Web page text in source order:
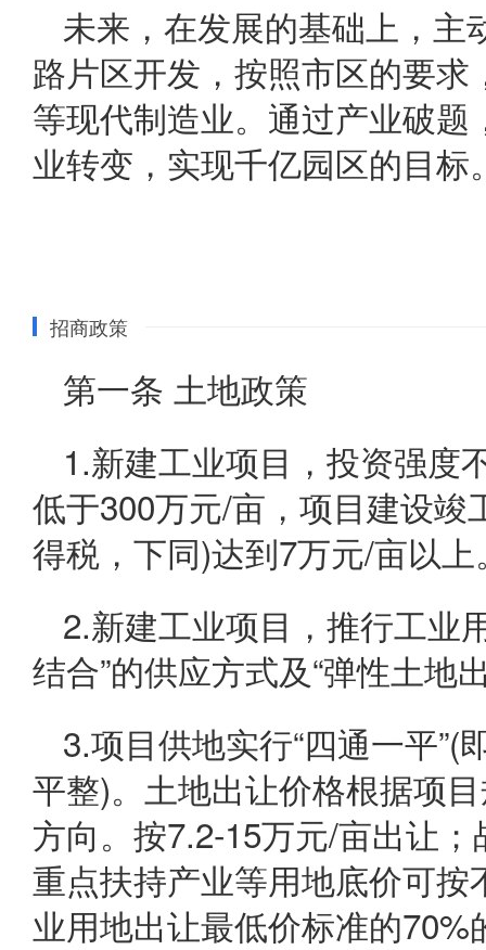
未来，在发展的基础上，主
路片区开发，按照市区的要
等现代制造业。通过产业破
业转变，实现千亿园区的目标
招商政策
第一条 土地政策
1.新建工业项目，投资强度
低于300万元/亩，项目建设
得税，下同)达到7万元/亩以上
2.新建工业项目，推行工业
结合”的供应方式及“弹性土地
3.项目供地实行“四通一平”(
平整)。土地出让价格根据项
方向。按7.2-15万元/亩出让
重点扶持产业等用地底价可
业用地出让最低价标准的70%